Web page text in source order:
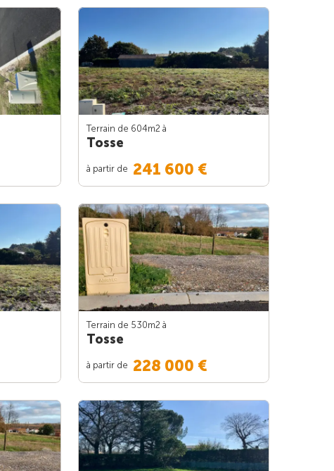
Terrain de 604m2 à
Tosse
à partir de 241 600 €
Terrain de 530m2 à
Tosse
à partir de 228 000 €